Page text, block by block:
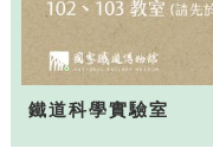
鐵道科學實驗室